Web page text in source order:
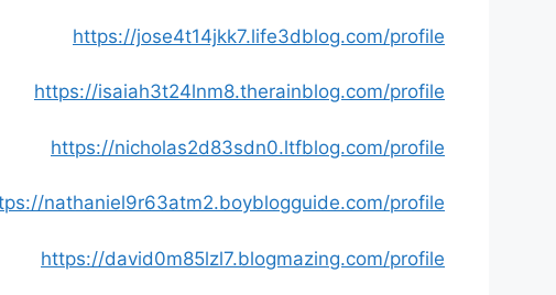
https://jose4t14jkk7.life3dblog.com/profile
https://isaiah3t24lnm8.therainblog.com/profile
https://nicholas2d83sdn0.ltfblog.com/profile
nathaniel9r63atm2.boyblogguide.com/profile
https://david0m85lzl7.blogmazing.com/profile